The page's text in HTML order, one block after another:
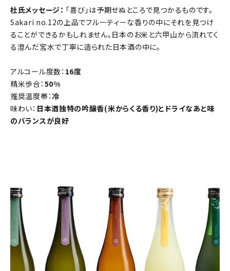
杜氏メッセージ： 「喜び」は予期せぬところで見つかるものです。
Sakari no.12の上品でフルーティーな香りの中にそれを見つけ
ることができるかもしれません。日本のお米と六甲山から流れてく
る澄んだ宮水で丁寧に造られた日本酒の中に。
アルコール度数： 16度
精米歩合： 50%
推奨温度帯：冷
味わい： 日本酒独特の吟醸香(米からくる香り)とドライなあと味
のバランスが良好